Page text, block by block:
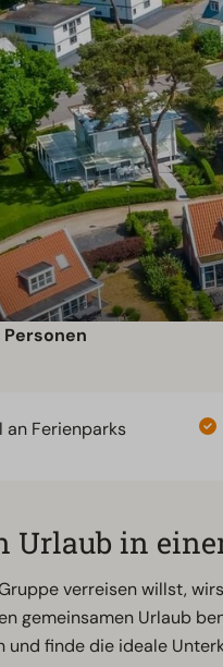
an Ferienparks
Urlaub in
verreisen willst,
gemeinsamen Urlaub
und finde die ideale